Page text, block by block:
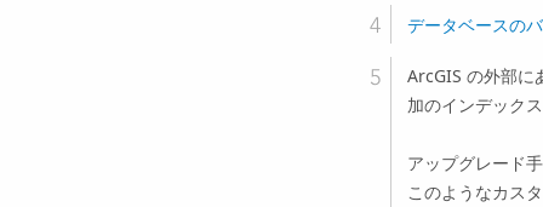
データベースの
ArcGIS の外部に
加のインデック
アップグレード
このようなカス